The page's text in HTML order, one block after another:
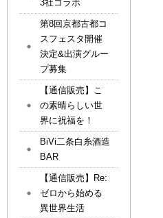
3社コラボ
第8回京都古都コ
スフェスタ開催
決定&出演グルー
プ募集
【通信販売】こ
の素晴らしい世
界に祝福を！
BiVi二条白糸酒造
BAR
【通信販売】Re:
ゼロから始める
異世界生活